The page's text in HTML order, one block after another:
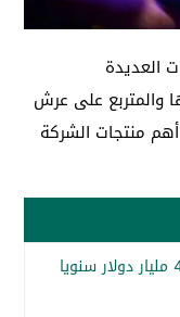
العديدة
والمتربع على عرش
منتجات الشركة